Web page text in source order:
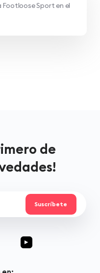
Sport en el
de